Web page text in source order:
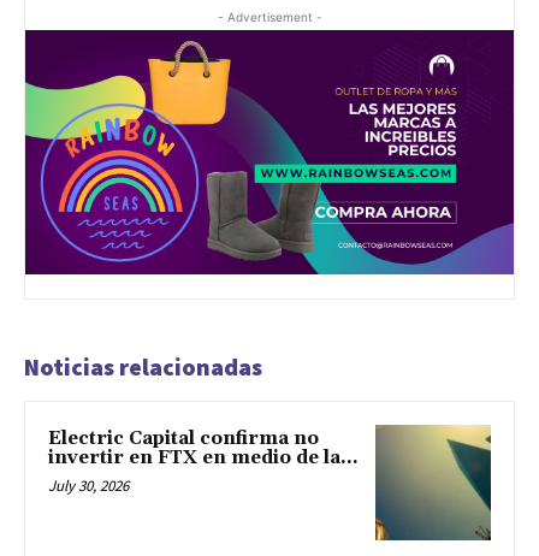
- Advertisement -
Noticias relacionadas
Electric Capital confirma no
invertir en FTX en medio de la...
July 30, 2026